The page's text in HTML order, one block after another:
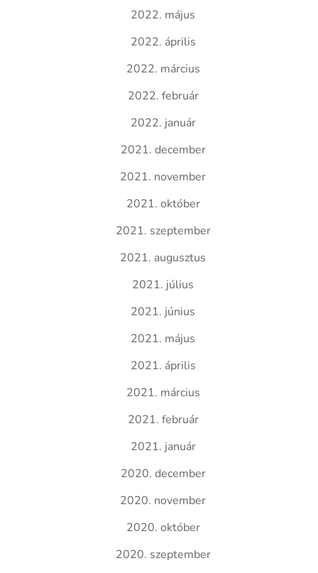
2022. május
2022. április
2022. március
2022. február
2022. január
2021. december
2021. november
2021. október
2021. szeptember
2021. augusztus
2021. július
2021. június
2021. május
2021. április
2021. március
2021. február
2021. január
2020. december
2020. november
2020. október
2020. szeptember